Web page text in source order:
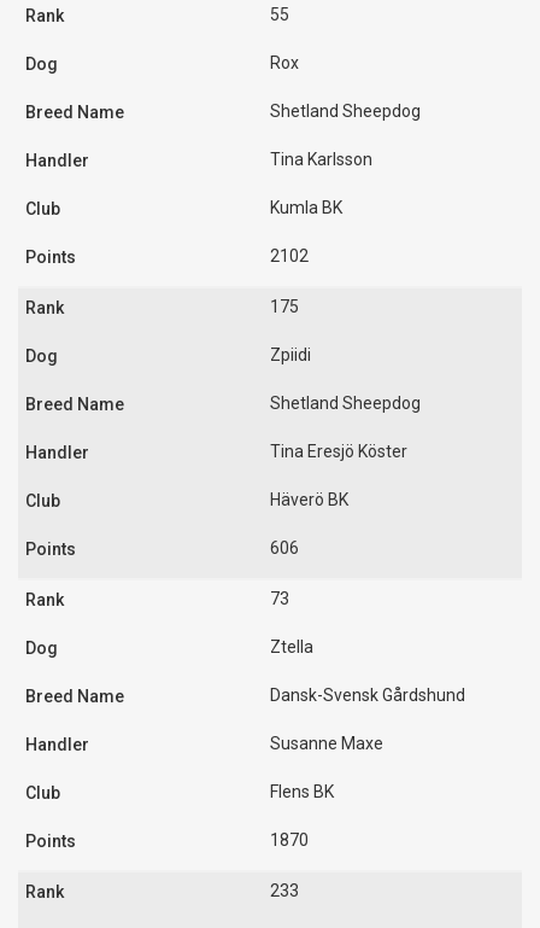
55
Rox
Shetland Sheepdog
Tina Karlsson
Kumla BK
2102
175
Zpiidi
Shetland Sheepdog
Tina Eresjö Köster
Häverö BK
606
73
Ztella
Dansk-Svensk Gårdshund
Susanne Maxe
Flens BK
1870
233